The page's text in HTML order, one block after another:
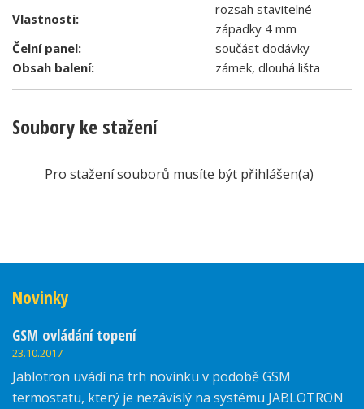
Vlastnosti:
rozsah stavitelné
západky 4 mm
Čelní panel:
součást dodávky
Obsah balení:
zámek, dlouhá lišta
Soubory ke stažení
Pro stažení souborů musíte být přihlášen(a)
Novinky
GSM ovládání topení
23.10.2017
Jablotron uvádí na trh novinku v podobě GSM
termostatu, který je nezávislý na systému JABLOTRON